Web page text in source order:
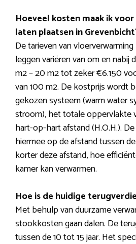
Hoeveel kosten maak ik
laten plaatsen in
De tarieven van
leggen variëren van om en nabij
m2 – 20 m2 tot zeker €6.150
van 100 m2. De kostprijs wordt
gekozen systeem (warm water
stroom), het totale oppervlakte
hart-op-hart afstand (H.O.H.).
hiermee op de afstand tussen
korter deze afstand, hoe
kamer kan verwarmen.
Hoe is de huidige
Met behulp van duurzame
stookkosten gaan dalen. De
tussen de 10 tot 15 jaar. Het